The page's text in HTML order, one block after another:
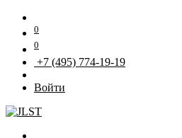
0
0
+7 (495) 774-19-19
Войти